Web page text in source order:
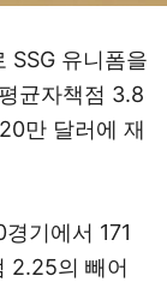
SSG 유니폼을
균자책점 3.8
만 달러에 재
기에서 171
2.25의 빼어